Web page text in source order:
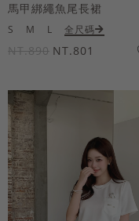
馬甲綁繩魚尾長裙
S M L 全尺碼
NT.890 NT.801